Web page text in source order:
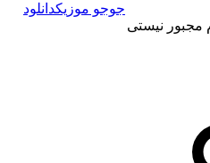
جوجو موزیکدانلود
مجبور نیستی